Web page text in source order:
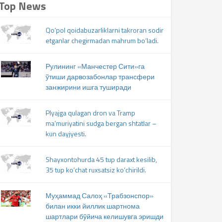
News
Qo‘pol qoidabuzarliklarni takroran sodir
etganlar chegirmadan mahrum bo‘ladi.
Рулининг «Манчестер Сити»га
ўтиши дарвозабонлар трансфери
занжирини ишга туширади
Plyajga qulagan dron va Tramp
ma’muriyatini sudga bergan shtatlar –
kun dayjyesti.
Shayxontohurda 45 tup daraxt kesilib,
35 tup ko‘chat ruxsatsiz ko‘chirildi.
Муҳаммад Салоҳ «Трабзонспор»
билан икки йиллик шартнома
шартлари бўйича келишувга эришди